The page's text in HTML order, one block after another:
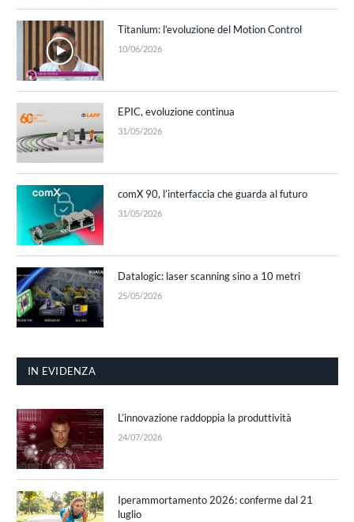
Titanium: l’evoluzione del Motion Control
10/06/2026
EPIC, evoluzione continua
31/05/2026
comX 90, l’interfaccia che guarda al futuro
31/05/2026
Datalogic: laser scanning sino a 10 metri
25/05/2026
IN EVIDENZA
L’innovazione raddoppia la produttività
24/07/2026
Iperammortamento 2026: conferme dal 21
luglio